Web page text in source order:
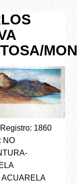
1860
NO
ACUARELA